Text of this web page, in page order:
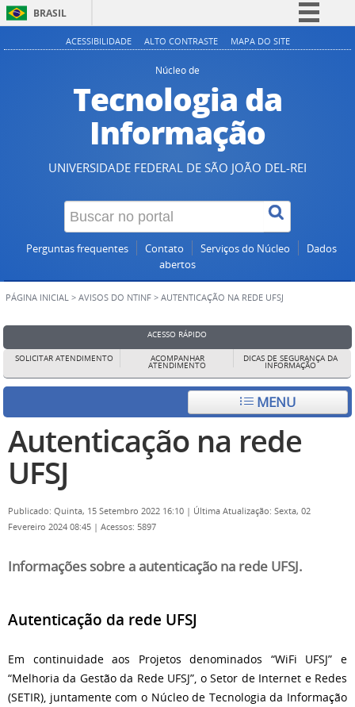
BRASIL
Simplifique!
Participe
Acesso à informação
Legislação
Canais
ACESSIBILIDADE ALTO CONTRASTE MAPA DO SITE
Núcleo de
Tecnologia da
Informação
UNIVERSIDADE FEDERAL DE SÃO JOÃO DEL-REI
Perguntas frequentes Contato Serviços do Núcleo
Dados
abertos
PÁGINA INICIAL > AVISOS DO NTINF > AUTENTICAÇÃO NA REDE UFSJ
ACESSO RÁPIDO
SOLICITAR ATENDIMENTO ACOMPANHAR
ATENDIMENTO
DICAS DE SEGURANÇA DA
INFORMAÇÃO
MENU
Autenticação na rede
UFSJ
Publicado: Quinta, 15 Setembro 2022 16:10 | Última Atualização: Sexta, 02
Fevereiro 2024 08:45 | Acessos: 5897
Informações sobre a autenticação na rede UFSJ.
Autenticação da rede UFSJ
Em continuidade aos Projetos denominados “WiFi UFSJ” e
“Melhoria da Gestão da Rede UFSJ”, o Setor de Internet e Redes
(SETIR), juntamente com o Núcleo de Tecnologia da Informação